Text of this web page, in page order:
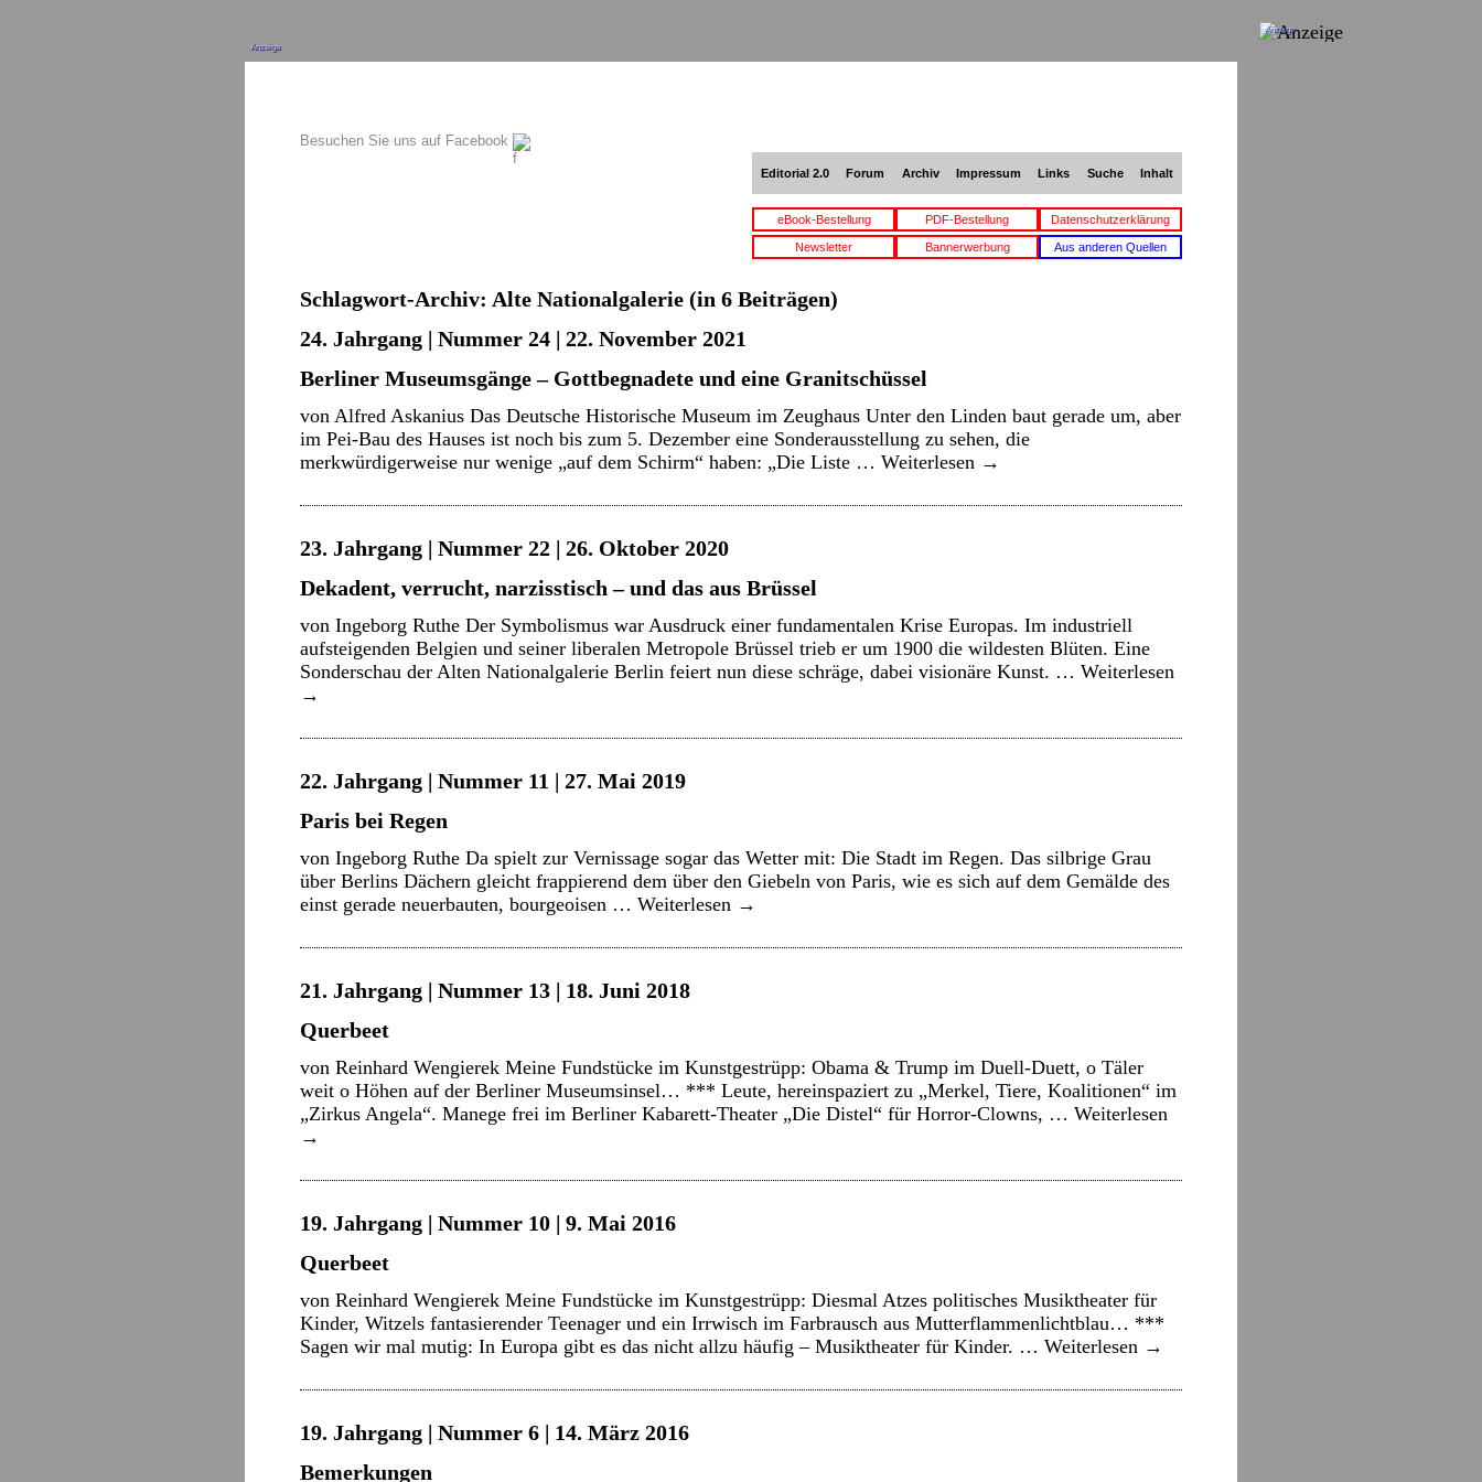
Anzeige
Besuchen Sie uns auf Facebook
Editorial 2.0 Forum Archiv Impressum Links Suche Inhalt
eBook-Bestellung PDF-Bestellung Datenschutzerklärung
Newsletter Bannerwerbung Aus anderen Quellen
Schlagwort-Archiv: Alte Nationalgalerie (in 6 Beiträgen)
24. Jahrgang | Nummer 24 | 22. November 2021
Berliner Museumsgänge – Gottbegnadete und eine Granitschüssel
von Alfred Askanius Das Deutsche Historische Museum im Zeughaus Unter den Linden baut gerade um, aber
im Pei-Bau des Hauses ist noch bis zum 5. Dezember eine Sonderausstellung zu sehen, die
merkwürdigerweise nur wenige „auf dem Schirm“ haben: „Die Liste … Weiterlesen →
23. Jahrgang | Nummer 22 | 26. Oktober 2020
Dekadent, verrucht, narzisstisch – und das aus Brüssel
von Ingeborg Ruthe Der Symbolismus war Ausdruck einer fundamentalen Krise Europas. Im industriell
aufsteigenden Belgien und seiner liberalen Metropole Brüssel trieb er um 1900 die wildesten Blüten. Eine
Sonderschau der Alten Nationalgalerie Berlin feiert nun diese schräge, dabei visionäre Kunst. … Weiterlesen
→
22. Jahrgang | Nummer 11 | 27. Mai 2019
Paris bei Regen
von Ingeborg Ruthe Da spielt zur Vernissage sogar das Wetter mit: Die Stadt im Regen. Das silbrige Grau
über Berlins Dächern gleicht frappierend dem über den Giebeln von Paris, wie es sich auf dem Gemälde des
einst gerade neuerbauten, bourgeoisen … Weiterlesen →
21. Jahrgang | Nummer 13 | 18. Juni 2018
Querbeet
von Reinhard Wengierek Meine Fundstücke im Kunstgestrüpp: Obama & Trump im Duell-Duett, o Täler
weit o Höhen auf der Berliner Museumsinsel… *** Leute, hereinspaziert zu „Merkel, Tiere, Koalitionen“ im
„Zirkus Angela“. Manege frei im Berliner Kabarett-Theater „Die Distel“ für Horror-Clowns, … Weiterlesen
→
19. Jahrgang | Nummer 10 | 9. Mai 2016
Querbeet
von Reinhard Wengierek Meine Fundstücke im Kunstgestrüpp: Diesmal Atzes politisches Musiktheater für
Kinder, Witzels fantasierender Teenager und ein Irrwisch im Farbrausch aus Mutterflammenlichtblau… ***
Sagen wir mal mutig: In Europa gibt es das nicht allzu häufig – Musiktheater für Kinder. … Weiterlesen →
19. Jahrgang | Nummer 6 | 14. März 2016
Bemerkungen
Anzeige